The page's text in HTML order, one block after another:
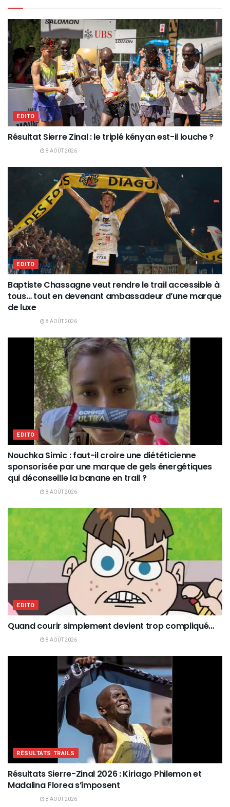
EDITO
Résultat Sierre Zinal : le triplé kényan est-il louche ?
8 AOÛT 2026
EDITO
Baptiste Chassagne veut rendre le trail accessible à
tous… tout en devenant ambassadeur d’une marque
de luxe
8 AOÛT 2026
EDITO
Nouchka Simic : faut-il croire une diététicienne
sponsorisée par une marque de gels énergétiques
qui déconseille la banane en trail ?
8 AOÛT 2026
EDITO
Quand courir simplement devient trop compliqué…
8 AOÛT 2026
RÉSULTATS TRAILS
Résultats Sierre-Zinal 2026 : Kiriago Philemon et
Madalina Florea s’imposent
8 AOÛT 2026